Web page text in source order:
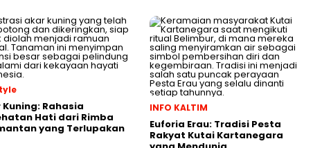
Kuning: Rahasia
Hati dari Rimba
yang Terlupakan
INFO KALTIM
Euforia Erau: Tradisi Pesta
Rakyat Kutai Kartanegara